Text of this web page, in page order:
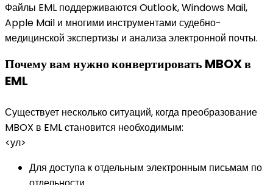
Файлы EML поддерживаются Outlook, Windows Mail,
Apple Mail и многими инструментами судебно-
медицинской экспертизы и анализа электронной почты.
Почему вам нужно конвертировать MBOX в
EML
Существует несколько ситуаций, когда преобразование
MBOX в EML становится необходимым:
<ул>
Для доступа к отдельным электронным письмам по